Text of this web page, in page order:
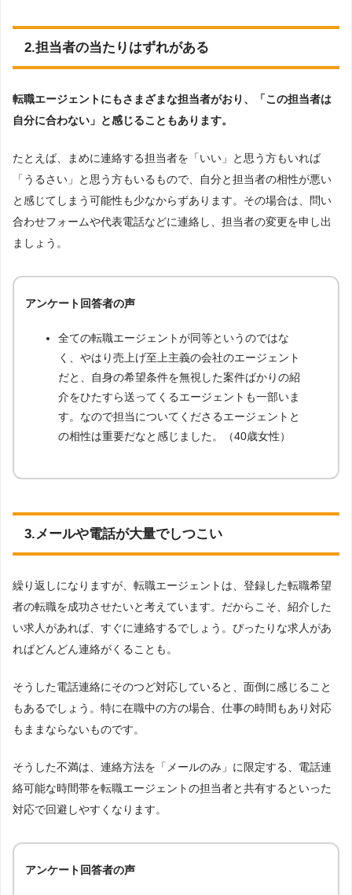
2.担当者の当たりはずれがある
転職エージェントにもさまざまな担当者がおり、「この担当者は
自分に合わない」と感じることもあります。
たとえば、まめに連絡する担当者を「いい」と思う方もいれば
「うるさい」と思う方もいるもので、自分と担当者の相性が悪い
と感じてしまう可能性も少なからずあります。その場合は、問い
合わせフォームや代表電話などに連絡し、担当者の変更を申し出
ましょう。
アンケート回答者の声
全ての転職エージェントが同等というのではな
く、やはり売上げ至上主義の会社のエージェント
だと、自身の希望条件を無視した案件ばかりの紹
介をひたすら送ってくるエージェントも一部いま
す。なので担当についてくださるエージェントと
の相性は重要だなと感じました。（40歳女性）
3.メールや電話が大量でしつこい
繰り返しになりますが、転職エージェントは、登録した転職希望
者の転職を成功させたいと考えています。だからこそ、紹介した
い求人があれば、すぐに連絡するでしょう。ぴったりな求人があ
ればどんどん連絡がくることも。
そうした電話連絡にそのつど対応していると、面倒に感じること
もあるでしょう。特に在職中の方の場合、仕事の時間もあり対応
もままならないものです。
そうした不満は、連絡方法を「メールのみ」に限定する、電話連
絡可能な時間帯を転職エージェントの担当者と共有するといった
対応で回避しやすくなります。
アンケート回答者の声